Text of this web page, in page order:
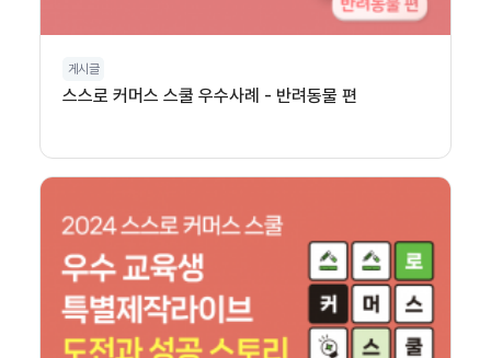
게시글
스스로 커머스 스쿨 우수사례 - 반려동물 편